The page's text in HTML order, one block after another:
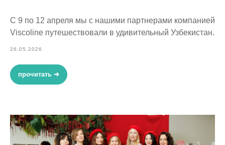
С 9 по 12 апреля мы с нашими партнерами компанией
Viscoline путешествовали в удивительный Узбекистан.
26.05.2026
прочитать ➜